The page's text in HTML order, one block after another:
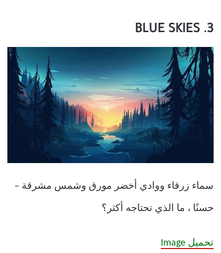
3. BLUE SKIES
سماء زرقاء ووادي أخضر مورق وشمس مشرقة –
حسنًا ، ما الذي تحتاجه أكثر؟
تحميل Image